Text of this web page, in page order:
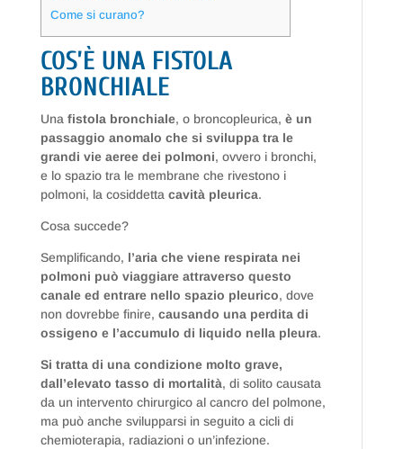
Come si curano?
COS’È UNA FISTOLA
BRONCHIALE
Una fistola bronchiale, o broncopleurica, è un
passaggio anomalo che si sviluppa tra le
grandi vie aeree dei polmoni, ovvero i bronchi,
e lo spazio tra le membrane che rivestono i
polmoni, la cosiddetta cavità pleurica.
Cosa succede?
Semplificando, l’aria che viene respirata nei
polmoni può viaggiare attraverso questo
canale ed entrare nello spazio pleurico, dove
non dovrebbe finire, causando una perdita di
ossigeno e l’accumulo di liquido nella pleura.
Si tratta di una condizione molto grave,
dall’elevato tasso di mortalità, di solito causata
da un intervento chirurgico al cancro del polmone,
ma può anche svilupparsi in seguito a cicli di
chemioterapia, radiazioni o un’infezione.